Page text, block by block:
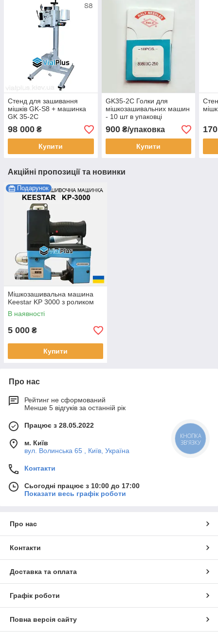
Стенд для зашивання
мішків GK-S8 + машинка
GK 35-2C
98 000 ₴
Купити
GK35-2C Голки для
мішкозашивальних машин
- 10 шт в упаковці
900₴/упаковка
Купити
Акційні пропозиції та новинки
Подарунок
Мішкозашивальна машина
Keestar KP 3000 з роликом
В наявності
5 000 ₴
Купити
Про нас
Рейтинг не сформований
Менше 5 відгуків за останній рік
Працює з 28.05.2022
м. Київ
вул. Волинська 65 , Київ, Україна
Контакти
Сьогодні працює з 10:00 до 17:00
Показати весь графік роботи
Про нас
Контакти
Доставка та оплата
Графік роботи
Повна версія сайту
КНОПКА
ЗВ'ЯЗКУ